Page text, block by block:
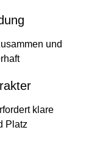
und
klare
Platz